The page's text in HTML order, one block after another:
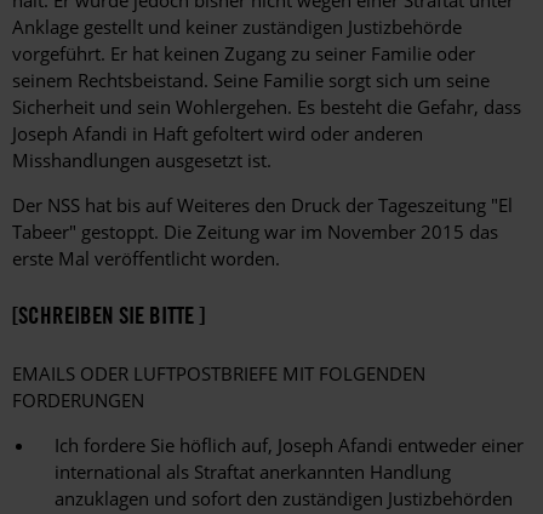
Anklage gestellt und keiner zuständigen Justizbehörde
vorgeführt. Er hat keinen Zugang zu seiner Familie oder
seinem Rechtsbeistand. Seine Familie sorgt sich um seine
Sicherheit und sein Wohlergehen. Es besteht die Gefahr, dass
Joseph Afandi in Haft gefoltert wird oder anderen
Misshandlungen ausgesetzt ist.
Der NSS hat bis auf Weiteres den Druck der Tageszeitung "El
Tabeer" gestoppt. Die Zeitung war im November 2015 das
erste Mal veröffentlicht worden.
[SCHREIBEN SIE BITTE ]
EMAILS ODER LUFTPOSTBRIEFE MIT FOLGENDEN
FORDERUNGEN
Ich fordere Sie höflich auf, Joseph Afandi entweder einer
international als Straftat anerkannten Handlung
anzuklagen und sofort den zuständigen Justizbehörden